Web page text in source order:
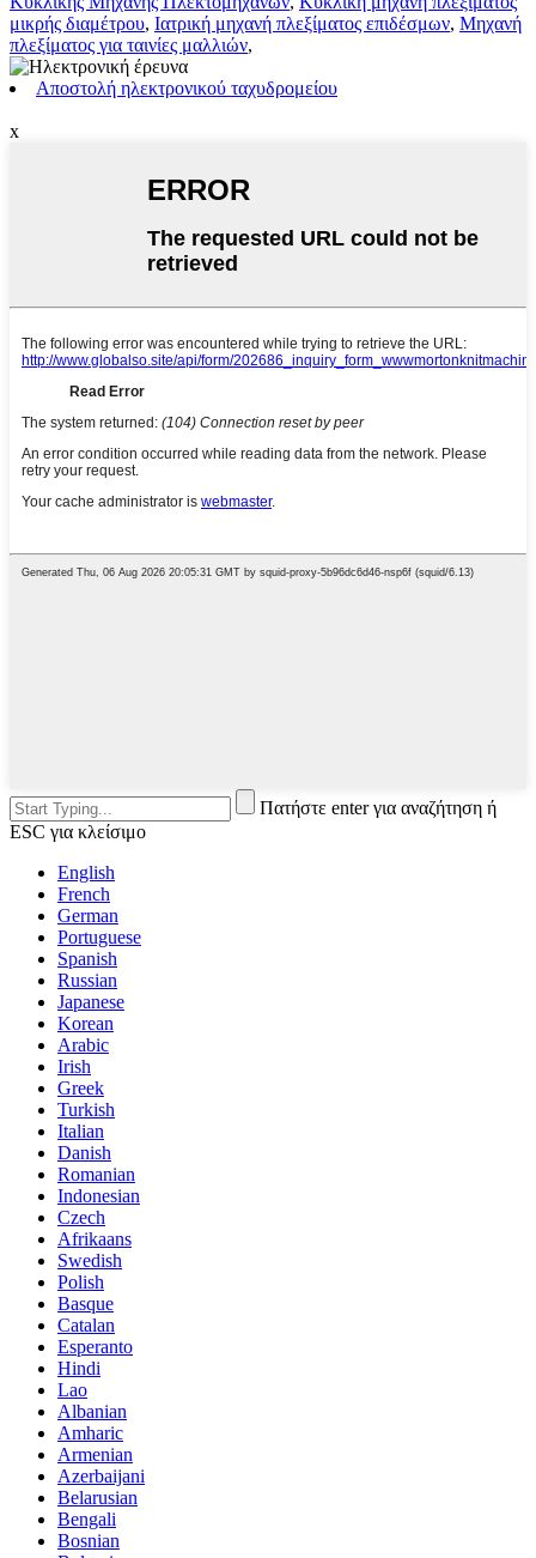
μικρής διαμέτρου, Ιατρική μηχανή πλεξίματος επιδέσμων, Μηχανή
πλεξίματος για ταινίες μαλλιών,
Αποστολή ηλεκτρονικού ταχυδρομείου
x
Πατήστε enter για αναζήτηση ή
ESC για κλείσιμο
English
French
German
Portuguese
Spanish
Russian
Japanese
Korean
Arabic
Irish
Greek
Turkish
Italian
Danish
Romanian
Indonesian
Czech
Afrikaans
Swedish
Polish
Basque
Catalan
Esperanto
Hindi
Lao
Albanian
Amharic
Armenian
Azerbaijani
Belarusian
Bengali
Bosnian